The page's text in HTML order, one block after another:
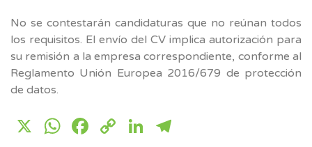
No se contestarán candidaturas que no reúnan todos
los requisitos. El envío del CV implica autorización para
su remisión a la empresa correspondiente, conforme al
Reglamento Unión Europea 2016/679 de protección
de datos.
X WhatsApp
Facebook
CopyLinkedIn